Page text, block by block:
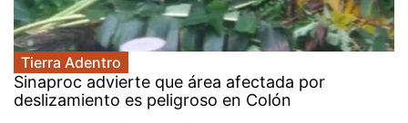
Tierra Adentro
Sinaproc advierte que área afectada por
deslizamiento es peligroso en Colón